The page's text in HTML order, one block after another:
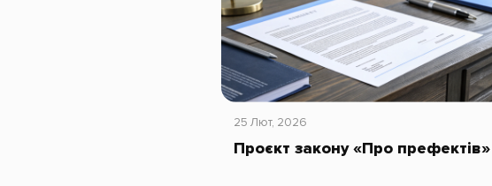
25 Лют, 2026
Проєкт закону «Про префектів»